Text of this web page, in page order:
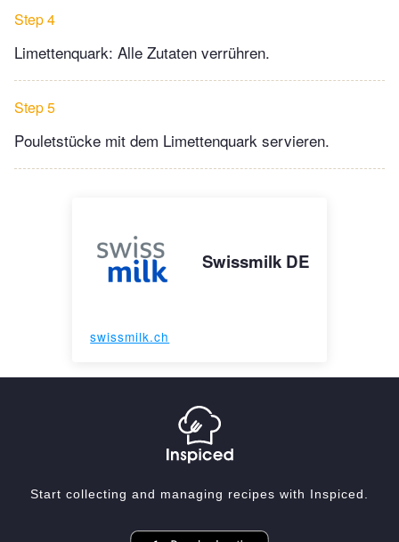
Step 4
Limettenquark: Alle Zutaten verrühren.
Step 5
Pouletstücke mit dem Limettenquark servieren.
Swissmilk DE
swissmilk.ch
Start collecting and managing recipes with Inspiced.